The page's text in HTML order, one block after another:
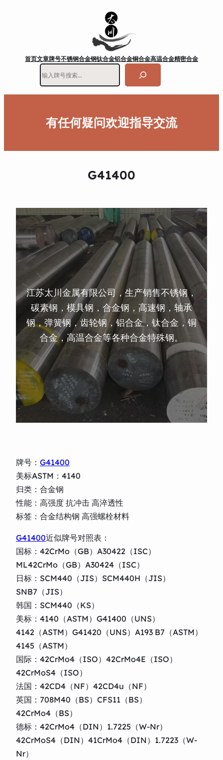
首页文章牌号不锈钢合金钢钛合金铝合金铜合金高温合金精密合金
有任何疑问欢迎指导交流
G41400
江苏太川金属有限公司，生产销售不锈钢，
碳素钢，模具钢，合金钢，高速钢，轴承
钢，弹簧钢，齿轮钢，铝合金，钛合金，铜
合金，高温合金等各种合金特殊钢。
牌号： G41400
美标ASTM：4140
归类：合金钢
性能：高强度 抗冲击 高淬透性
标签：合金结构钢 高强螺栓材料
G41400近似牌号对照表：
国标：42CrMo（GB）A30422（ISC）
ML42CrMo（GB）A30424（ISC）
日标：SCM440（JIS）SCM440H（JIS）
SNB7（JIS）
韩国：SCM440（KS）
美标：4140（ASTM）G41400（UNS）
4142（ASTM）G41420（UNS）A193 B7（ASTM）
4145（ASTM）
国际：42CrMo4（ISO）42CrMo4E（ISO）
42CrMoS4（ISO）
法国：42CD4（NF）42CD4u（NF）
英国：708M40（BS）CFS11（BS）
42CrMo4（BS）
德标：42CrMo4（DIN）1.7225（W-Nr）
42CrMoS4（DIN）41CrMo4（DIN）1.7223（W-
Nr）